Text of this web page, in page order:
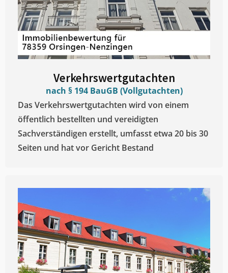
Verkehrswertgutachten
nach § 194 BauGB (Vollgutachten)
Das Verkehrswertgutachten wird von einem
öffentlich bestellten und vereidigten
Sachverständigen erstellt, umfasst etwa 20 bis 30
Seiten und hat vor Gericht Bestand